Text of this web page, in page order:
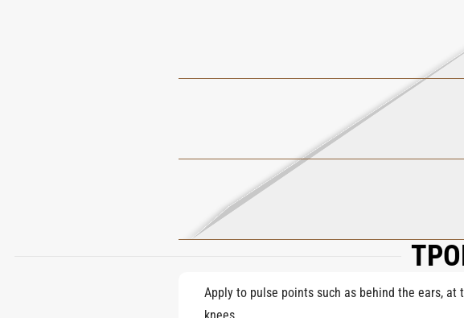
σχηματίζοντας ένα μαγνητικό μονοπάτι που
Apply to pulse points such as behind the ears,